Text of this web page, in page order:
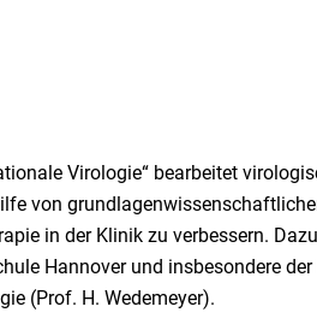
Virologie“ bearbeitet
von
in der Klinik zu verbessern.
Hannover und insbesondere
(Prof. H. Wedemeyer).